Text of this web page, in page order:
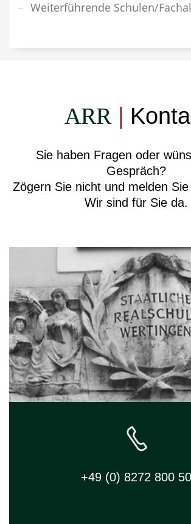
Weiterführende Schulen/
ARR
Sie haben Fragen oder
Gespräch?
Zögern Sie nicht und melden
Wir sind für Sie da.
+49 (0) 8272 800 50